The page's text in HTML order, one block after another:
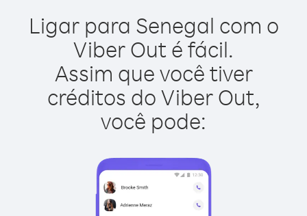
Ligar para Senegal com o
Viber Out é fácil.
Assim que você tiver
créditos do Viber Out,
você pode: